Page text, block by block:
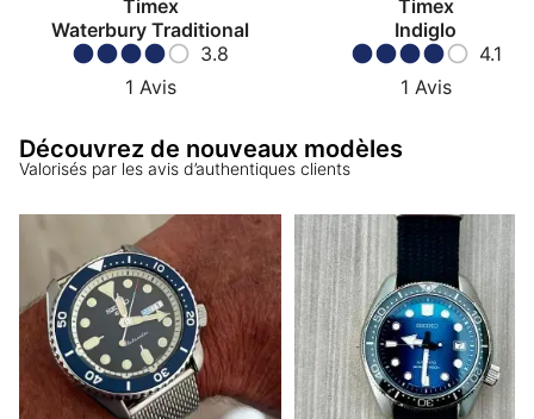
Timex
Waterbury Traditional
3.8
1 Avis
Timex
Indiglo
4.1
1 Avis
Découvrez de nouveaux modèles
Valorisés par les avis d’authentiques clients